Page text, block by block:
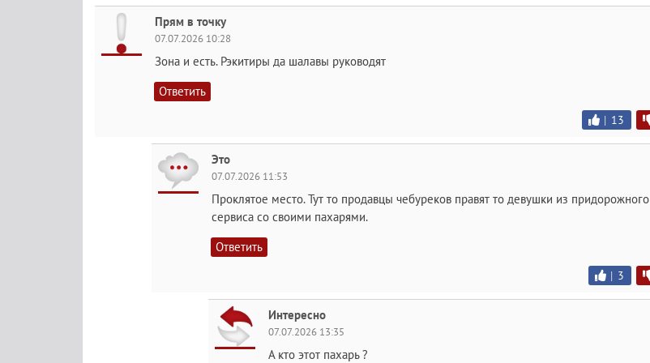
Прям в точку
07.07.2026 10:28
Зона и есть. Рэкитиры да шалавы руководят
Ответить
| 13
Это
07.07.2026 11:53
Проклятое место. Тут то продавцы чебуреков правят то девушки из придорожного
сервиса со своими пахарями.
Ответить
| 3
Интересно
07.07.2026 13:35
А кто этот пахарь ?